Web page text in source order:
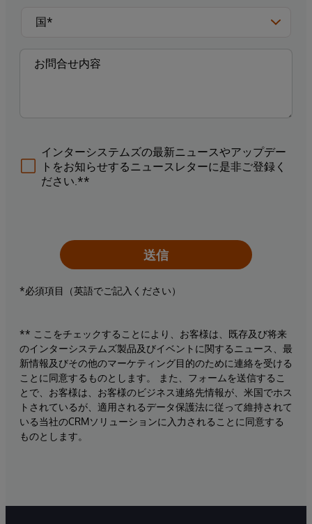
インターシステムズの最新ニュースやアップデー
トをお知らせするニュースレターに是非ご登録く
ださい.**
送信
*必須項目（英語でご記入ください）
** ここをチェックすることにより、お客様は、既存及び将来
のインターシステムズ製品及びイベントに関するニュース、最
新情報及びその他のマーケティング目的のために連絡を受ける
ことに同意するものとします。 また、フォームを送信するこ
とで、お客様は、お客様のビジネス連絡先情報が、米国でホス
トされているが、適用されるデータ保護法に従って維持されて
いる当社のCRMソリューションに入力されることに同意する
ものとします。